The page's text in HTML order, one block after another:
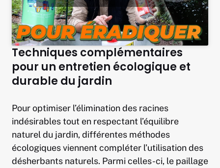
Techniques complémentaires
pour un entretien écologique et
durable du jardin
Pour optimiser l’élimination des racines
indésirables tout en respectant l’équilibre
naturel du jardin, différentes méthodes
écologiques viennent compléter l’utilisation des
désherbants naturels. Parmi celles-ci, le paillage